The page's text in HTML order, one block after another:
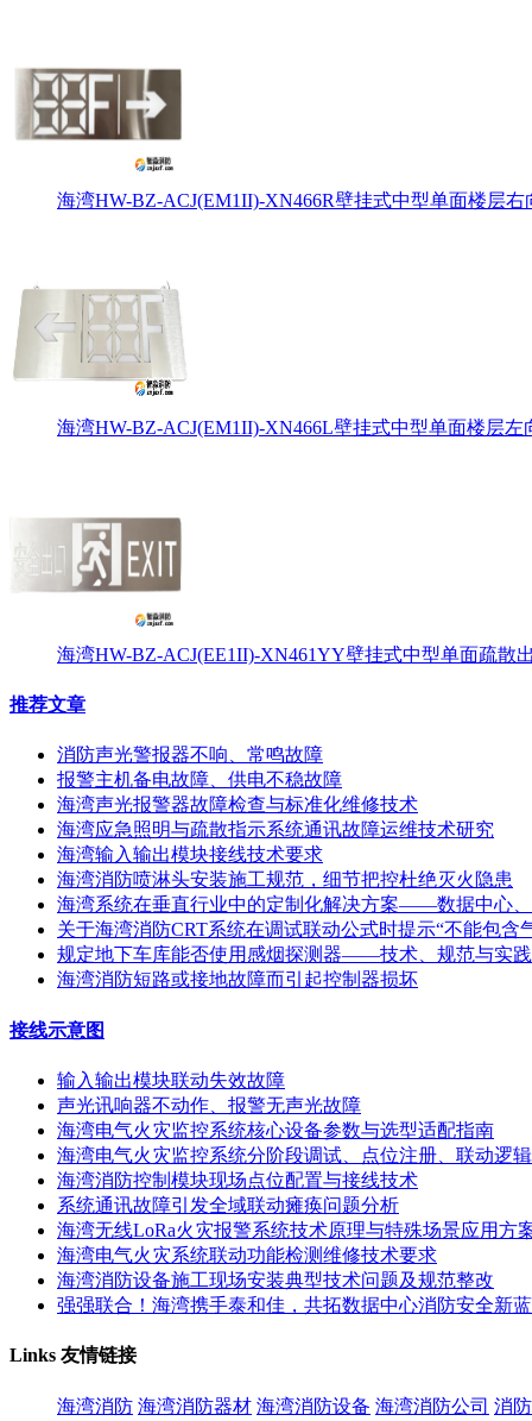
海湾HW-BZ-ACJ(EM1II)-XN466R壁挂式中型单面楼层右
海湾HW-BZ-ACJ(EM1II)-XN466L壁挂式中型单面楼层左
海湾HW-BZ-ACJ(EE1II)-XN461YY壁挂式中型单面疏散
推荐文章
消防声光警报器不响、常鸣故障
报警主机备电故障、供电不稳故障
海湾声光报警器故障检查与标准化维修技术
海湾应急照明与疏散指示系统通讯故障运维技术研究
海湾输入输出模块接线技术要求
海湾消防喷淋头安装施工规范，细节把控杜绝灭火隐患
海湾系统在垂直行业中的定制化解决方案——数据中心
关于海湾消防CRT系统在调试联动公式时提示“不能包含
规定地下车库能否使用感烟探测器——技术、规范与实
海湾消防短路或接地故障而引起控制器损坏
接线示意图
输入输出模块联动失效故障
声光讯响器不动作、报警无声光故障
海湾电气火灾监控系统核心设备参数与选型适配指南
海湾电气火灾监控系统分阶段调试、点位注册、联动逻
海湾消防控制模块现场点位配置与接线技术
系统通讯故障引发全域联动瘫痪问题分析
海湾无线LoRa火灾报警系统技术原理与特殊场景应用方
海湾电气火灾系统联动功能检测维修技术要求
海湾消防设备施工现场安装典型技术问题及规范整改
强强联合！海湾携手泰和佳，共拓数据中心消防安全新
Links 友情链接
海湾消防 海湾消防器材 海湾消防设备 海湾消防公司 消